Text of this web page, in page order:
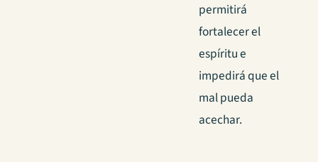
permitirá
fortalecer el
espíritu e
impedirá que el
mal pueda
acechar.